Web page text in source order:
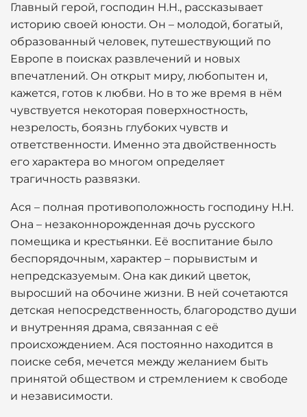
Главный герой, господин Н.Н., рассказывает
историю своей юности. Он – молодой, богатый,
образованный человек, путешествующий по
Европе в поисках развлечений и новых
впечатлений. Он открыт миру, любопытен и,
кажется, готов к любви. Но в то же время в нём
чувствуется некоторая поверхностность,
незрелость, боязнь глубоких чувств и
ответственности. Именно эта двойственность
его характера во многом определяет
трагичность развязки.
Ася – полная противоположность господину Н.Н.
Она – незаконнорожденная дочь русского
помещика и крестьянки. Её воспитание было
беспорядочным, характер – порывистым и
непредсказуемым. Она как дикий цветок,
выросший на обочине жизни. В ней сочетаются
детская непосредственность, благородство души
и внутренняя драма, связанная с её
происхождением. Ася постоянно находится в
поиске себя, мечется между желанием быть
принятой обществом и стремлением к свободе
и независимости.